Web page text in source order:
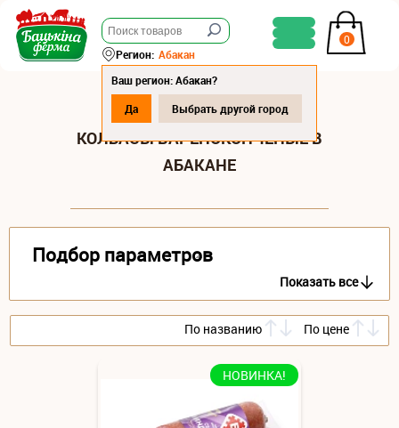
0
Регион: Абакан
Ваш регион: Абакан?
Да
Выбрать другой город
КОЛБАСЫ ВАРЕНОКОПЧЕНЫЕ В
АБАКАНЕ
Подбор параметров
Показать все
По названию По цене
НОВИНКА!